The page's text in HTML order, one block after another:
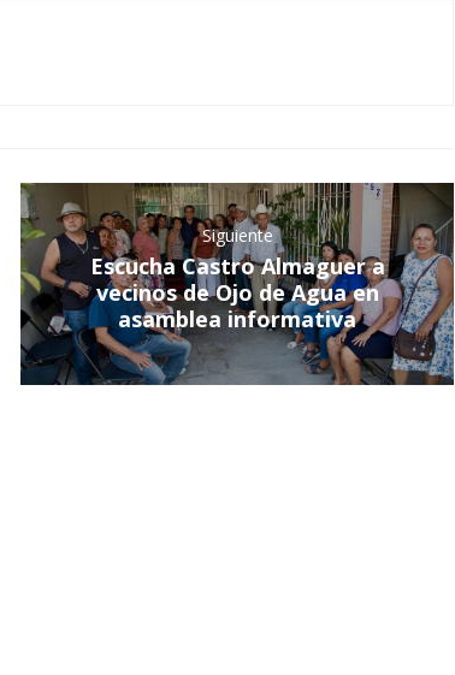
Siguiente
Escucha Castro Almaguer a
vecinos de Ojo de Agua en
asamblea informativa